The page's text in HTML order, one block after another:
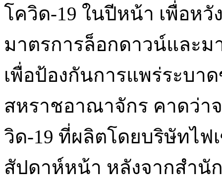
โควิด-19 ในปีหน้า เพื่อห
มาตรการล็อกดาวน์และม
เพื่อป้องกันการแพร่ระบา
สหราชอาณาจักร คาดว่า
วิด-19 ที่ผลิตโดยบริษัทไฟ
สัปดาห์หน้า หลังจากสำ